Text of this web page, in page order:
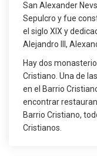
San Alexander
Sepulcro y fue
el siglo XIX y
Alejandro III,
Hay dos
Cristiano. Una de
en el Barrio
encontrar
Barrio Cristiano,
Cristianos.